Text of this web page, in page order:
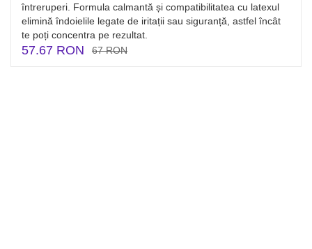
întreruperi. Formula calmantă și compatibilitatea cu latexul
elimină îndoielile legate de iritații sau siguranță, astfel încât
te poți concentra pe rezultat.
57.67 RON 67 RON